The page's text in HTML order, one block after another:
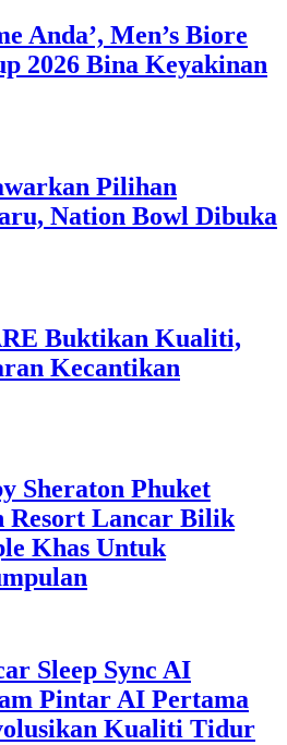
Anda’, Men’s Biore
2026 Bina Keyakinan
Pilihan
Nation Bowl Dibuka
Buktikan Kualiti,
Kecantikan
Sheraton Phuket
Resort Lancar Bilik
Khas Untuk
Sleep Sync AI
Pintar AI Pertama
Kualiti Tidur